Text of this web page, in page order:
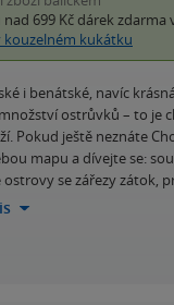
699 Kč dárek zdarma
kouzelném kukátku
i benátské, navíc
ostrůvků – to je
Pokud ještě neznáte
mapu a dívejte se:
ostrovy se zářezy zátok,